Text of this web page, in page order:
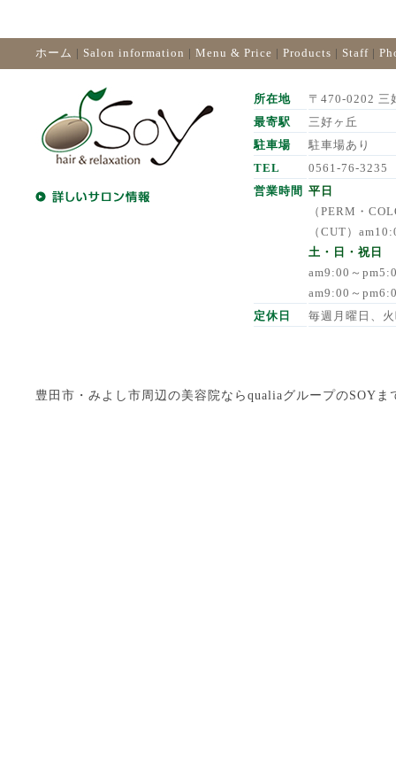
ホーム | Salon information | Menu & Price | Products | Staff |
所在地
〒470-0202 三
最寄駅
三好ヶ丘
駐車場
駐車場あり
TEL
0561-76-3235
営業時間 平日
（PERM・
（CUT）
土・日・祝日
am9:00～
am9:00～
定休日
毎週月曜日、
豊田市・みよし市周辺の美容院ならqualiaグループのSOY